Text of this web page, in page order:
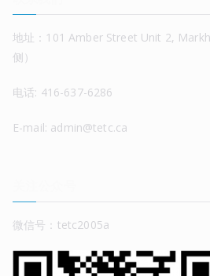
地址：101 Amber Street Unit 2,
侧）
电话: 416-637-6286
E-mail: admin@tetc.ca
微信号：tetc2005a